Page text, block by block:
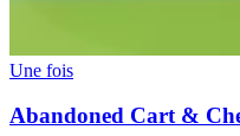
Une fois
Abandoned Cart &